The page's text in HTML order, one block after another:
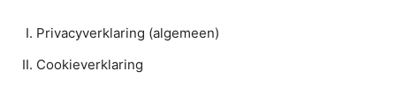
Privacyverklaring (algemeen)
Cookieverklaring